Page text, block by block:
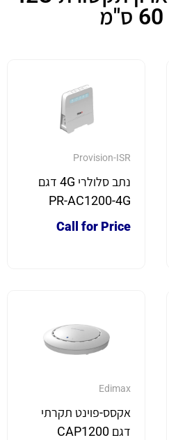
Provision-ISR
נתב סלולרי 4G דגם
PR-AC1200-4G
Call for Price
Edimax
אקסס-פוינט תקרתי
דגם CAP1200